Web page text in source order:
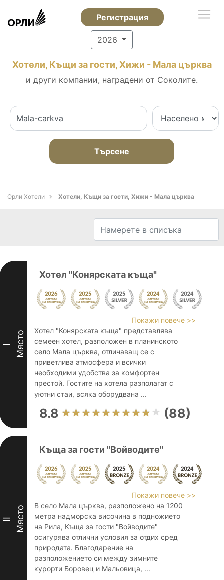
Регистрация
2026
Хотели, Къщи за гости, Хижи - Мала църква
и други компании, наградени от Соколите.
Търсене
Орли Хотели Хотели, Къщи за гости, Хижи - Мала църква
I Място
Хотел "Конярската къща"
Покажи повече >>
Хотел "Конярската къща" представлява
семеен хотел, разположен в планинското
село Мала църква, отличаващ се с
приветлива атмосфера и всички
необходими удобства за комфортен
престой. Гостите на хотела разполагат с
уютни стаи, всяка оборудвана ...
8.8 (88)
II Място
Къща за гости "Войводите"
Покажи повече >>
В село Мала църква, разположено на 1200
метра надморска височина в подножието
на Рила, Къща за гости "Войводите"
осигурява отлични условия за отдих сред
природата. Благодарение на
разположението си между зимните
курорти Боровец и Мальовица, ...